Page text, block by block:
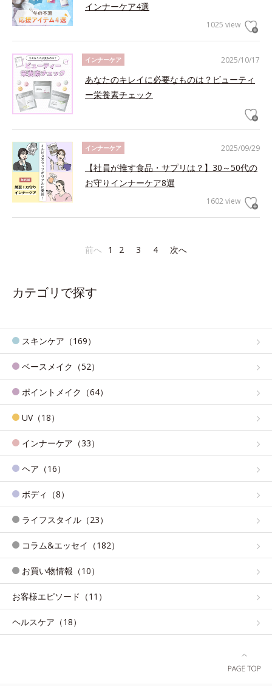
インナーケア4選
1025 view
2025/10/17
インナーケア
あなたのキレイに必要なものは？ビューティ
ー栄養素チェック
2025/09/29
インナーケア
【社員が推す食品・サプリは？】30～50代の
お守りインナーケア8選
1602 view
前へ 1 2 3 4 次へ
カテゴリで探す
スキンケア（169）
ベースメイク（52）
ポイントメイク（64）
UV（18）
インナーケア（33）
ヘア（16）
ボディ（8）
ライフスタイル（23）
コラム&エッセイ（182）
お買い物情報（10）
お客様エピソード（11）
ヘルスケア（18）